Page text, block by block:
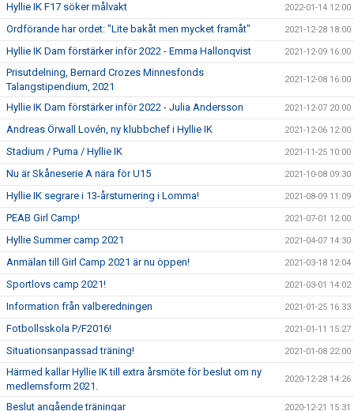
Hyllie IK F17 söker målvakt 2022-01-14 12:00
Ordförande har ordet: "Lite bakåt men mycket framåt" 2021-12-28 18:00
Hyllie IK Dam förstärker inför 2022 - Emma Hallonqvist 2021-12-09 16:00
Prisutdelning, Bernard Crozes Minnesfonds
Talangstipendium, 2021
2021-12-08 16:00
Hyllie IK Dam förstärker inför 2022 - Julia Andersson 2021-12-07 20:00
Andreas Örwall Lovén, ny klubbchef i Hyllie IK 2021-12-06 12:00
Stadium / Puma / Hyllie IK 2021-11-25 10:00
Nu är Skåneserie A nära för U15 2021-10-08 09:30
Hyllie IK segrare i 13-årsturnering i Lomma! 2021-08-09 11:09
PEAB Girl Camp! 2021-07-01 12:00
Hyllie Summer camp 2021 2021-04-07 14:30
Anmälan till Girl Camp 2021 är nu öppen! 2021-03-18 12:04
Sportlovs camp 2021! 2021-03-01 14:02
Information från valberedningen 2021-01-25 16:33
Fotbollsskola P/F2016! 2021-01-11 15:27
Situationsanpassad träning! 2021-01-08 22:00
Härmed kallar Hyllie IK till extra årsmöte för beslut om ny
medlemsform 2021.
2020-12-28 14:26
Beslut angående träningar 2020-12-21 15:31